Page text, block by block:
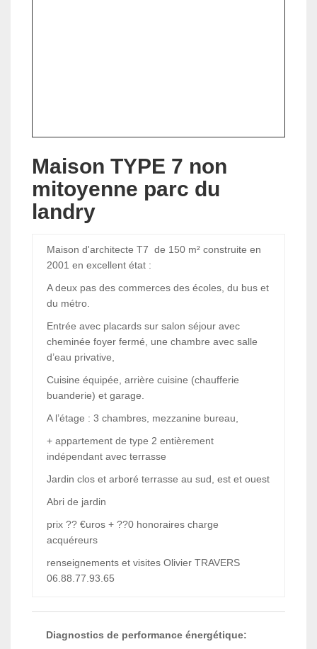
Maison TYPE 7 non
mitoyenne parc du
landry
Maison d'architecte T7 de 150 m² construite en
2001 en excellent état :
A deux pas des commerces des écoles, du bus et
du métro.
Entrée avec placards sur salon séjour avec
cheminée foyer fermé, une chambre avec salle
d’eau privative,
Cuisine équipée, arrière cuisine (chaufferie
buanderie) et garage.
A l’étage : 3 chambres, mezzanine bureau,
+ appartement de type 2 entièrement
indépendant avec terrasse
Jardin clos et arboré terrasse au sud, est et ouest
Abri de jardin
prix ?? €uros + ??0 honoraires charge
acquéreurs
renseignements et visites Olivier TRAVERS
06.88.77.93.65
Diagnostics de performance énergétique: